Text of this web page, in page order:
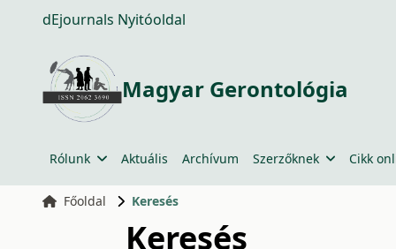
dEjournals Nyitóoldal
Magyar Gerontológia
Rólunk Aktuális Archívum Szerzőknek Cikk
Főoldal Keresés
Keresés